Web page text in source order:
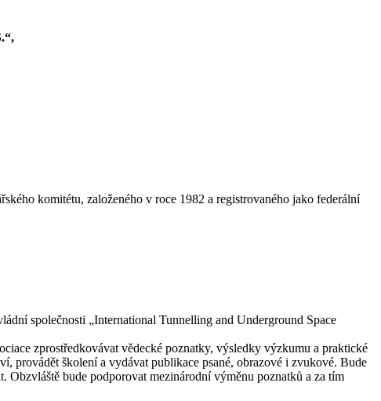
komitétu, založeného v roce 1982 a registrovaného jako federální
společnosti „International Tunnelling and Underground Space
zprostředkovávat vědecké poznatky, výsledky výzkumu a praktické
provádět školení a vydávat publikace psané, obrazové i zvukové. Bude
Obzvláště bude podporovat mezinárodní výměnu poznatků a za tím